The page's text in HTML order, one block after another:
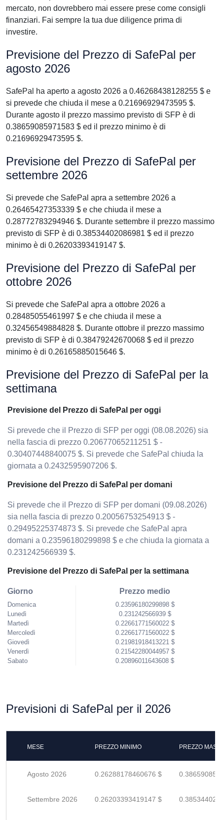
mercato, non dovrebbero mai essere prese come consigli
finanziari. Fai sempre la tua due diligence prima di
investire.
Previsione del Prezzo di SafePal per
agosto 2026
SafePal ha aperto a agosto 2026 a 0.46268438128255 $ e
si prevede che chiuda il mese a 0.21696929473595 $.
Durante agosto il prezzo massimo previsto di SFP è di
0.38659085971583 $ ed il prezzo minimo è di
0.21696929473595 $.
Previsione del Prezzo di SafePal per
settembre 2026
Si prevede che SafePal apra a settembre 2026 a
0.26465427353339 $ e che chiuda il mese a
0.28772783294946 $. Durante settembre il prezzo massimo
previsto di SFP è di 0.38534402086981 $ ed il prezzo
minimo è di 0.26203393419147 $.
Previsione del Prezzo di SafePal per
ottobre 2026
Si prevede che SafePal apra a ottobre 2026 a
0.28485055461997 $ e che chiuda il mese a
0.32456549884828 $. Durante ottobre il prezzo massimo
previsto di SFP è di 0.38479242670068 $ ed il prezzo
minimo è di 0.26165885015646 $.
Previsione del Prezzo di SafePal per la
settimana
Previsione del Prezzo di SafePal per oggi
Si prevede che il Prezzo di SFP per oggi (08.08.2026) sia
nella fascia di prezzo 0.20677065211251 $ -
0.30407448840075 $. Si prevede che SafePal chiuda la
giornata a 0.2432595907206 $.
Previsione del Prezzo di SafePal per domani
Si prevede che il Prezzo di SFP per domani (09.08.2026)
sia nella fascia di prezzo 0.20056753254913 $ -
0.29495225374873 $. Si prevede che SafePal apra
domani a 0.23596180299898 $ e che chiuda la giornata a
0.231242566939 $.
Previsione del Prezzo di SafePal per la settimana
Giorno
Domenica
Lunedì
Martedì
Mercoledì
Giovedì
Venerdì
Sabato
Prezzo medio
0.23596180299898 $
0.231242566939 $
0.22661771560022 $
0.22661771560022 $
0.21981918413221 $
0.21542280044957 $
0.20896011643608 $
Previsioni di SafePal per il 2026
MESE PREZZO MINIMO PREZZO
Agosto 2026 0.26288178460676 $
Settembre 2026 0.26203393419147 $